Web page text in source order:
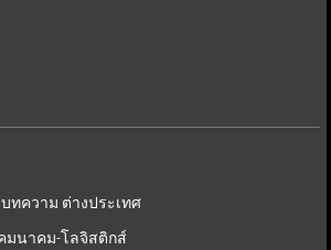
ทความ ต่างประเทศ
มนาคม-โลจิสติกส์